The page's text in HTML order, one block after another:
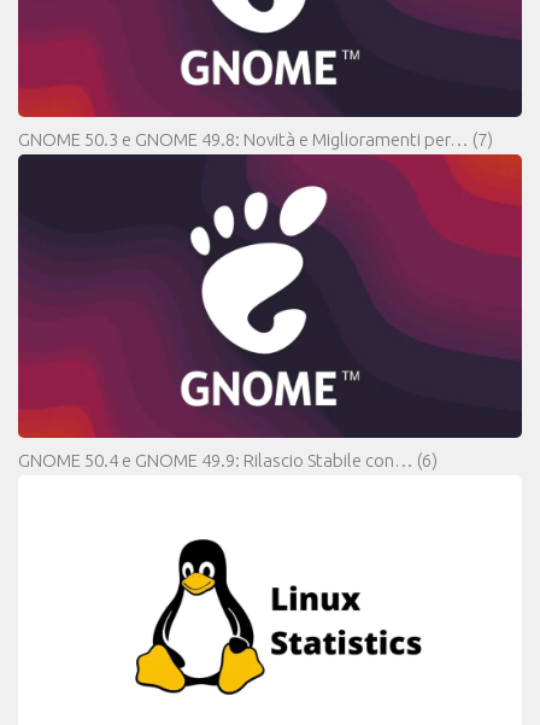
GNOME 50.3 e GNOME 49.8: Novità e Miglioramenti per… (7)
GNOME 50.4 e GNOME 49.9: Rilascio Stabile con… (6)